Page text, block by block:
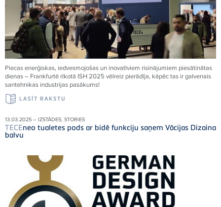
Piecas enerģiskas, iedvesmojošas un inovatīviem risinājumiem piesātinātas
dienas – Frankfurtē rīkotā ISH 2025 vēlreiz pierādīja, kāpēc tas ir galvenais
santehnikas industrijas pasākums!
LASĪT RAKSTU
13.03.2025 – IZSTĀDES, STORIES
TECEneo tualetes pods ar bidē funkciju saņem Vācijas Dizaina
balvu